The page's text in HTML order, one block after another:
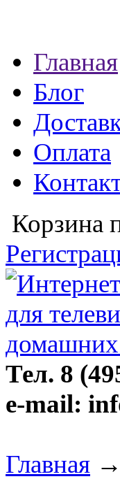
Главная
Блог
Оплата
Корзина
Тел. 8
e-mail:
Главная →